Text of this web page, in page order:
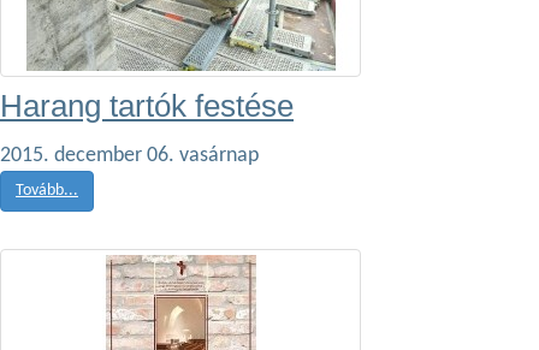
Harang tartók festése
2015. december 06. vasárnap
Tovább...